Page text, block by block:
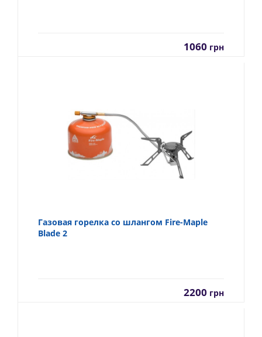
1060 грн
Газовая горелка со шлангом Fire-Maple
Blade 2
2200 грн